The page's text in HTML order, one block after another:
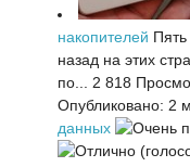
накопителей
назад на этих
по... 2 818
Опубликовано: 2
данных